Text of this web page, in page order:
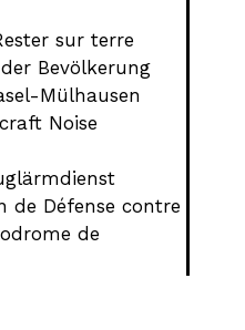
sur terre
Bevölkerung
Mülhausen
Noise
de Défense contre
de